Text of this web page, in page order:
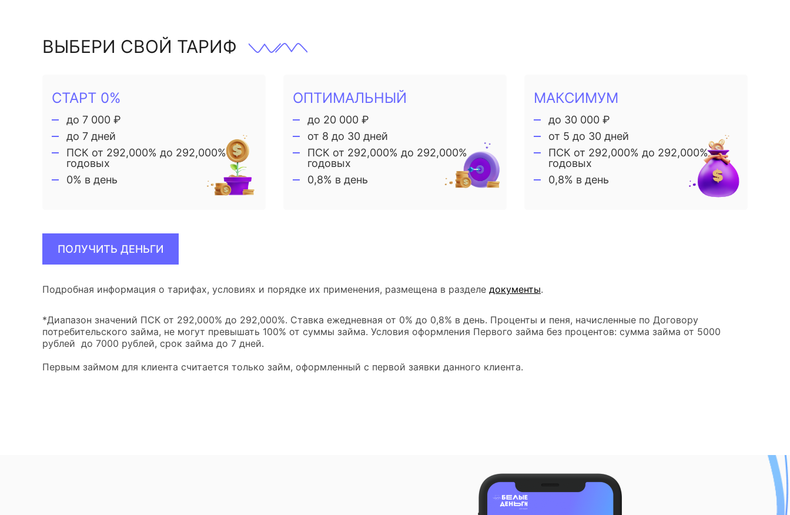
ВЫБЕРИ СВОЙ ТАРИФ
СТАРТ 0%
до 7 000 ₽
до 7 дней
ПСК от 292,000% до 292,000%
годовых
0% в день
ОПТИМАЛЬНЫЙ
до 20 000 ₽
от 8 до 30 дней
ПСК от 292,000% до 292,000%
годовых
0,8% в день
МАКСИМУМ
до 30 000 ₽
от 5 до 30 дней
ПСК от 292,000% до 292,000%
годовых
0,8% в день
ПОЛУЧИТЬ ДЕНЬГИ
Подробная информация о тарифах, условиях и порядке их применения, размещена в разделе документы.
*Диапазон значений ПСК от 292,000% до 292,000%. Ставка ежедневная от 0% до 0,8% в день. Проценты и пеня, начисленные по Договору
потребительского займа, не могут превышать 100% от суммы займа. Условия оформления Первого займа без процентов: сумма займа от 5000
рублей до 7000 рублей, срок займа до 7 дней.
Первым займом для клиента считается только займ, оформленный с первой заявки данного клиента.